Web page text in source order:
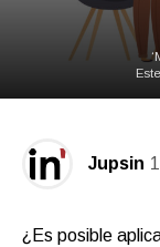
Jupsin
¿Es posible